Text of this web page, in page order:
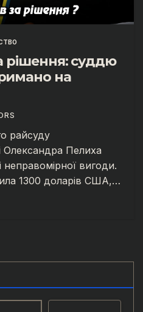
рішення: суддю
на
райсуду
Олександра Пелиха
вигоди.
1300 доларів США,…